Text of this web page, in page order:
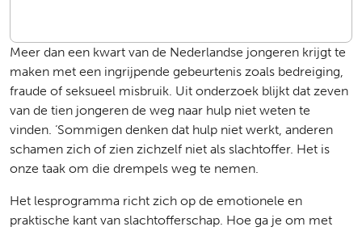
Meer dan een kwart van de Nederlandse jongeren krijgt te
maken met een ingrijpende gebeurtenis zoals bedreiging,
fraude of seksueel misbruik. Uit onderzoek blijkt dat zeven
van de tien jongeren de weg naar hulp niet weten te
vinden. ‘Sommigen denken dat hulp niet werkt, anderen
schamen zich of zien zichzelf niet als slachtoffer. Het is
onze taak om die drempels weg te nemen.
Het lesprogramma richt zich op de emotionele en
praktische kant van slachtofferschap. Hoe ga je om met